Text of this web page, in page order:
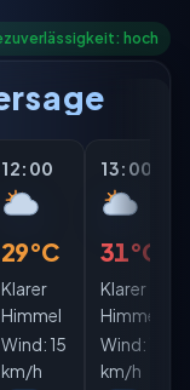
hoch
12:00
29°C
Klarer
Himmel
Wind: 15
km/h
13:00
31°C
Klarer
Himmel
Wind:
km/h